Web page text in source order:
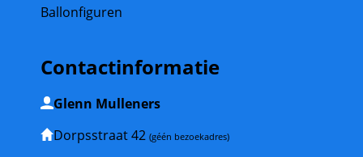
Contactinformatie
Glenn Mulleners
Dorpsstraat 42 (géén bezoekadres)
Ballonfiguren